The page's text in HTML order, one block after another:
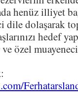
henüz illiyet
dile dolaşarak
hedef
ve özel
: